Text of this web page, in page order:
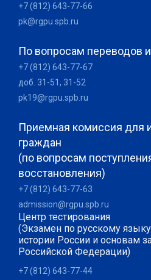
+7 (812) 643-77-66
pk@rgpu.spb.ru
По вопросам переводов
+7 (812) 643-77-67
доб. 31-51, 31-52
pk19@rgpu.spb.ru
Приемная комиссия для
граждан
(по вопросам
восстановления)
+7 (812) 643-77-63
admission@rgpu.spb.ru
Центр тестирования
(Экзамен по русскому
истории России и основам
Российской Федерации)
+7 (812) 643-77-44